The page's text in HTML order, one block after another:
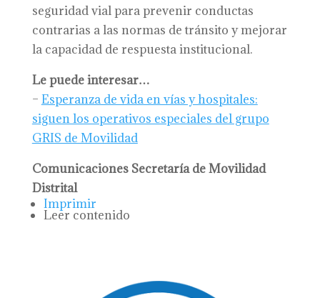
seguridad vial para prevenir conductas
contrarias a las normas de tránsito y mejorar
la capacidad de respuesta institucional.
Le puede interesar…
– Esperanza de vida en vías y hospitales:
siguen los operativos especiales del grupo
GRIS de Movilidad
Comunicaciones Secretaría de Movilidad
Distrital
Imprimir
Leer contenido